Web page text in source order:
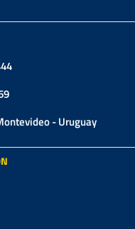
- Uruguay